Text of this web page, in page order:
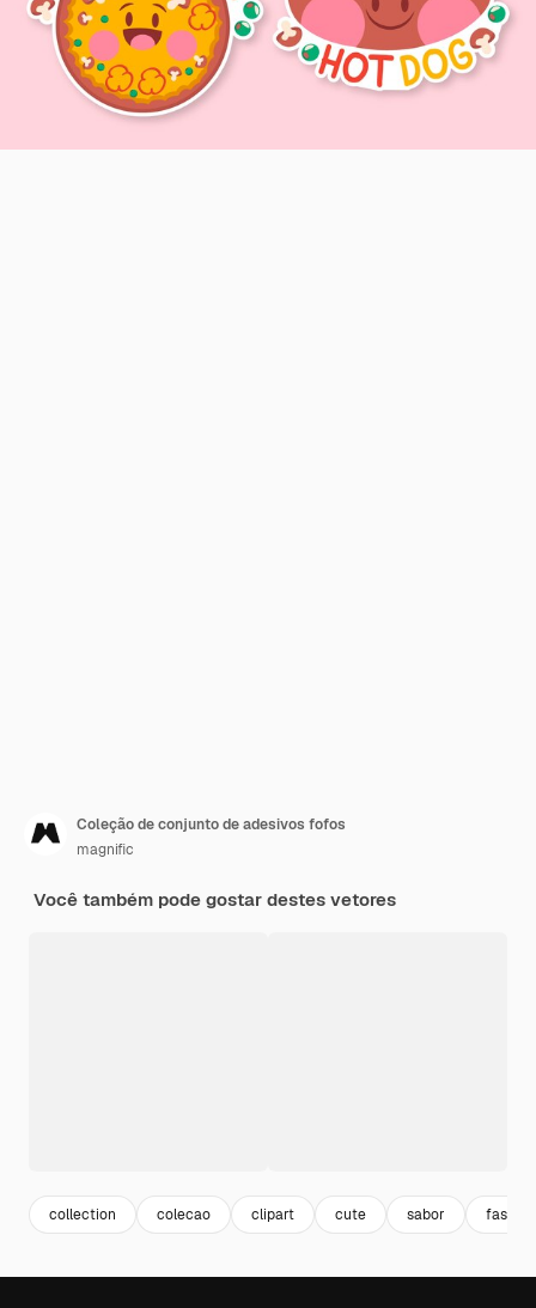
Coleção de conjunto de adesivos fofos
magnific
Você também pode gostar destes vetores
collection colecao clipart cute sabor fast